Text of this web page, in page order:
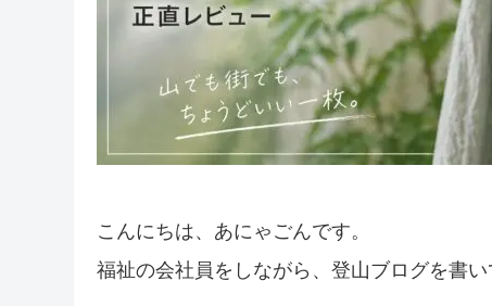
こんにちは、あにゃごんです。
福祉の会社員をしながら、登山ブログを書い